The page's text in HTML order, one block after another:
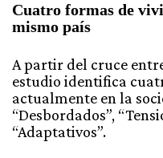
Cuatro formas de
mismo país
A partir del cruce
estudio identifica
actualmente en la
“Desbordados”,
“Adaptativos”.